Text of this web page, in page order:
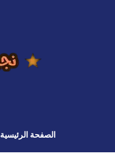
الصفحة الرئيسية